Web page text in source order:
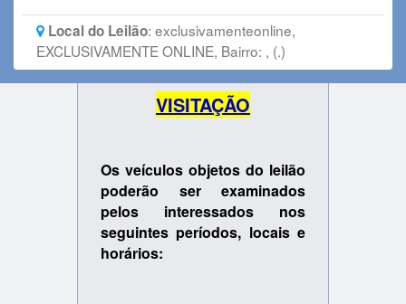
Local do Leilão: exclusivamenteonline,
EXCLUSIVAMENTE ONLINE, Bairro: , (.)
VISITAÇÃO
Os veículos objetos do leilão
poderão ser examinados
pelos interessados nos
seguintes períodos, locais e
horários: